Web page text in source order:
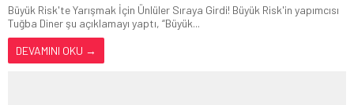
Büyük Risk'te Yarışmak İçin Ünlüler Sıraya Girdi! Büyük Risk'in yapımcısı
Tuğba Diner şu açıklamayı yaptı, “Büyük...
DEVAMINI OKU →